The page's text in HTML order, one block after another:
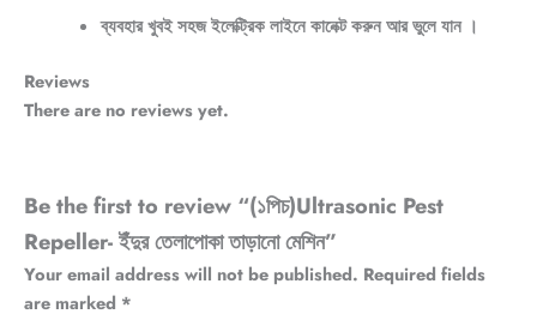
ব্যবহার খুবই সহজ ইলেক্ট্রিক লাইনে কানেক্ট করুন আর ভুলে যান ।
Reviews
There are no reviews yet.
Be the first to review “(১পিচ)Ultrasonic Pest
Repeller- ইঁদুর তেলাপোকা তাড়ানো মেশিন”
Your email address will not be published. Required fields
are marked *